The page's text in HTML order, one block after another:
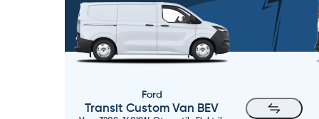
Ford
Transit Custom Van BEV